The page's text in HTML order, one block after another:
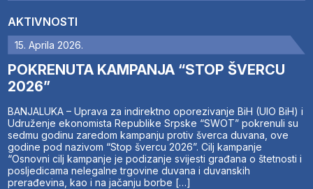
AKTIVNOSTI
15. Aprila 2026.
POKRENUTA KAMPANJA “STOP ŠVERCU
2026”
BANJALUKA – Uprava za indirektno oporezivanje BiH (UIO BiH) i
Udruženje ekonomista Republike Srpske “SWOT” pokrenuli su
sedmu godinu zaredom kampanju protiv šverca duvana, ove
godine pod nazivom “Stop švercu 2026”. Cilj kampanje
“Osnovni cilj kampanje je podizanje svijesti građana o štetnosti i
posljedicama nelegalne trgovine duvana i duvanskih
prerađevina, kao i na jačanju borbe […]